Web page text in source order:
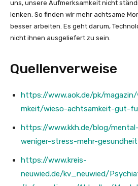
uns, unsere Aufmerksamkeit nicht
lenken. So finden wir mehr achtsame
besser arbeiten. Es geht darum,
nicht ihnen ausgeliefert zu sein.
Quellenverweise
https://www.aok.de/pk/
mkeit/wieso-achtsamkeit-gut-
https://www.kkh.de/blog/
weniger-stress-mehr-gesundheit
https://www.kreis-
neuwied.de/kv_neuwied/